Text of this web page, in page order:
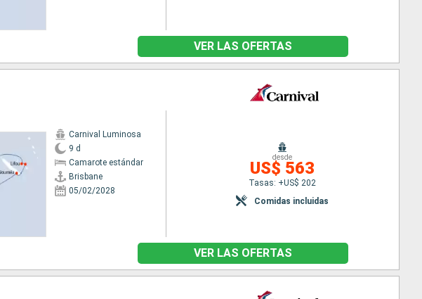
VER LAS OFERTAS
Carnival Luminosa
9 d
Camarote estándar
Brisbane
05/02/2028
desde
US$ 563
Tasas: +US$ 202
Comidas incluidas
VER LAS OFERTAS